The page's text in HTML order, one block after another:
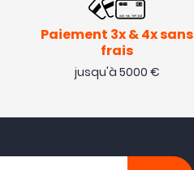
Paiement 3x & 4x sans
frais
jusqu'à 5000 €